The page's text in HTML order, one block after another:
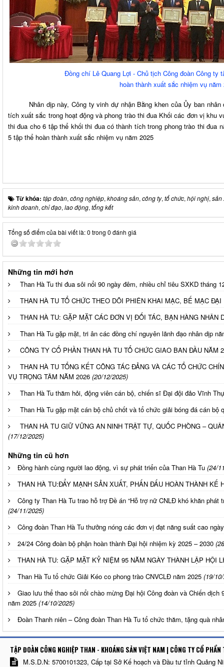
Đồng chí Lê Quang Lợi - Chủ tịch Công đoàn Công ty
hoàn thành xuất sắc nhiệm vụ năm
Nhân dịp này, Công ty vinh dự nhận Bằng khen của Ủy ban nhân
tích xuất sắc trong hoạt động và phong trào thi đua Khối các đơn vị khu
thi đua cho 6 tập thể khối thi đua có thành tích trong phong trào thi đua
5 tập thể hoàn thành xuất sắc nhiệm vụ năm 2025
Từ khóa: tập đoàn, công nghiệp, khoáng sản, công ty, tổ chức, hội nghị, sản
kinh doanh, chỉ đạo, lao động, tổng kết
Tổng số điểm của bài viết là: 0 trong 0 đánh giá
Những tin mới hơn
Than Hà Tu thi đua sôi nổi 90 ngày đêm, nhiều chỉ tiêu SXKD tháng
THAN HÀ TU TỔ CHỨC THEO DÕI PHIÊN KHAI MẠC, BẾ MẠC
THAN HÀ TU: GẶP MẶT CÁC ĐƠN VỊ ĐỐI TÁC, BẠN HÀNG NHÂN
Than Hà Tu gặp mặt, tri ân các đồng chí nguyên lãnh đạo nhân dịp
CÔNG TY CỔ PHẦN THAN HÀ TU TỔ CHỨC GIAO BAN ĐẦU NĂM
THAN HÀ TU TỔNG KẾT CÔNG TÁC ĐẢNG VÀ CÁC TỔ CHỨC
VỤ TRỌNG TÂM NĂM 2026 (20/12/2025)
Than Hà Tu thăm hỏi, động viên cán bộ, chiến sĩ Đại đội đảo Vĩnh
Than Hà Tu gặp mặt cán bộ chủ chốt và tổ chức giải bóng đá cán bộ
THAN HÀ TU GIỮ VỮNG AN NINH TRẬT TỰ, QUỐC PHÒNG –
(17/12/2025)
Những tin cũ hơn
Đồng hành cùng người lao động, vì sự phát triển của Than Hà Tu (24/
THAN HÀ TU:ĐẨY MẠNH SẢN XUẤT, PHẤN ĐẤU HOÀN THÀNH KẾ
Công ty Than Hà Tu trao hỗ trợ Đề án “Hỗ trợ nữ CNLĐ khó khăn phát
(24/11/2025)
Công đoàn Than Hà Tu thưởng nóng các đơn vị đạt năng suất cao
24/24 Công đoàn bộ phận hoàn thành Đại hội nhiệm kỳ 2025 – 2030
THAN HÀ TU: GẶP MẶT KỶ NIỆM 95 NĂM NGÀY THÀNH LẬP HỘI
Than Hà Tu tổ chức Giải Kéo co phong trào CNVCLĐ năm 2025 (19/
Giao lưu thể thao sôi nổi chào mừng Đại hội Công đoàn và Chiến dịch
năm 2025 (14/10/2025)
Đoàn Thanh niên – Công đoàn Than Hà Tu tổ chức thăm, tặng quà
TẬP ĐOÀN CÔNG NGHIỆP THAN - KHOÁNG SẢN VIỆT NAM | CÔNG TY CỔ
M.S.D.N: 5700101323, Cấp tại Sở Kế hoạch và Đầu tư tỉnh Quảng